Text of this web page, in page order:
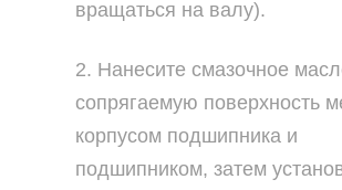
вращаться на валу).
2. Нанесите смазочное
сопрягаемую поверхность
корпусом подшипника и
подшипником, затем